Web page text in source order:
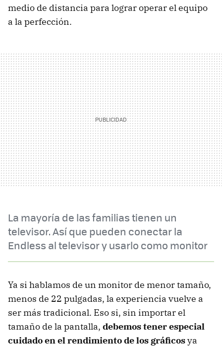
medio de distancia para lograr operar el equipo
a la perfección.
La mayoría de las familias tienen un
televisor. Así que pueden conectar la
Endless al televisor y usarlo como monitor
Ya si hablamos de un monitor de menor tamaño,
menos de 22 pulgadas, la experiencia vuelve a
ser más tradicional. Eso si, sin importar el
tamaño de la pantalla, debemos tener especial
cuidado en el rendimiento de los gráficosya